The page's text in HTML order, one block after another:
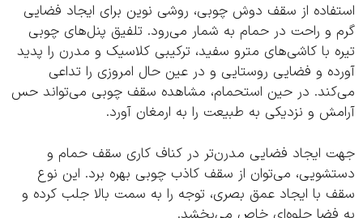
از سقف دوش چوبی، روشی نوین برای ایجاد فضایی
و راحت در حمام به شمار می‌رود. تلفیق پنل‌های چوبی
با کاشی‌های مترو سفید، ترکیبی کلاسیک و مدرن را پدید
و فضایی روستایی و در عین حال امروزی را تداعی
در حین استحمام، مشاهده سقف چوبی می‌تواند حس
و نزدیکی به طبیعت را به ارمغان آورد.
ایجاد فضایی مدرن‌تر در کناف کاری سقف حمام و
می‌توان از سقف کاذب چوبی بهره برد. این نوع
با ایجاد عمق بصری، توجه را به سمت بالا جلب کرده و